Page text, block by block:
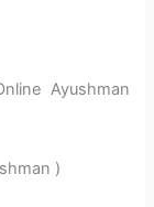
Ayushman
)